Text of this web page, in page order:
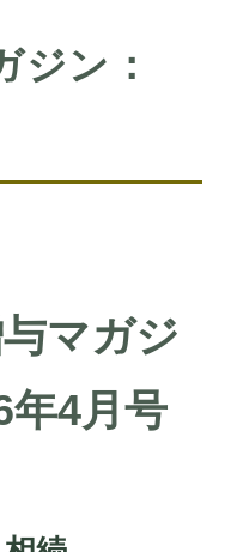
ジン：
マガジ
年4月号